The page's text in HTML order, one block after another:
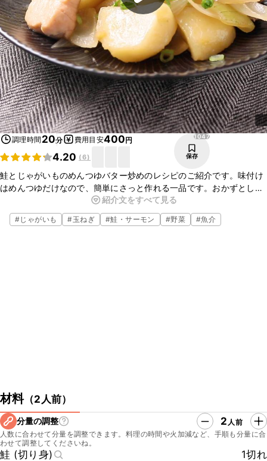
調理時間 20分 費用目安400円
4.20 (6)
1047
保存
鮭とじゃがいものめんつゆバター炒めのレシピのご紹介です。味付け
はめんつゆだけなので、簡単にさっと作れる一品です。おかずとして
はもちろん、日本酒などのおつまみにもおすすめです。とてもおいし
いので、ぜひお試しくださいね。
紹介文をすべて見る
#じゃがいも #玉ねぎ #鮭・サーモン #野菜 #魚介
材料（2人前）
分量の調整 2 人前
人数に合わせて分量を調整できます。料理の時間や火加減など、手順も分量に合
わせて調整してくださいね。
鮭 (切り身)
1切れ